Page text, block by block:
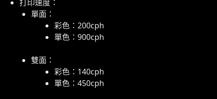
打印速度：
單面：
彩色：200cph
單色：900cph
雙面：
彩色：140cph
單色：450cph